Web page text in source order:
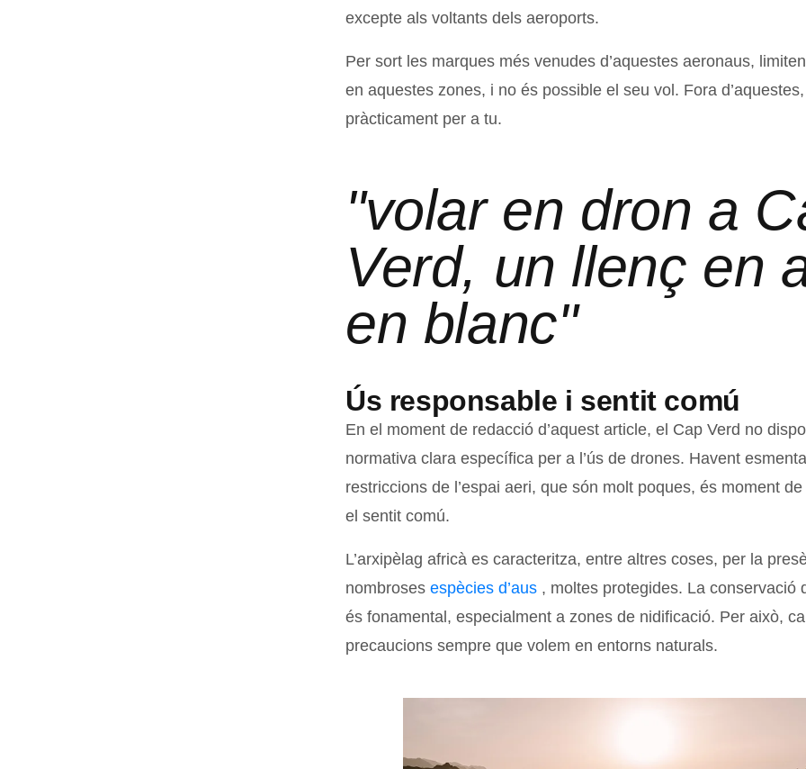
excepte als voltants dels aeroports.
Per sort les marques més venudes d’aquestes aeronaus,
en aquestes zones, i no és possible el seu vol. Fora
pràcticament per a tu.
"volar en dron a
Verd, un llenç en
en blanc"
Ús responsable i sentit comú
En el moment de redacció d’aquest article, el Cap Verd no
normativa clara específica per a l’ús de drones. Havent
restriccions de l’espai aeri, que són molt poques, és moment
el sentit comú.
L’arxipèlag africà es caracteritza, entre altres coses, per la
nombrosesespècies d’aus , moltes protegides. La conservació
és fonamental, especialment a zones de nidificació. Per això,
precaucions sempre que volem en entorns naturals.